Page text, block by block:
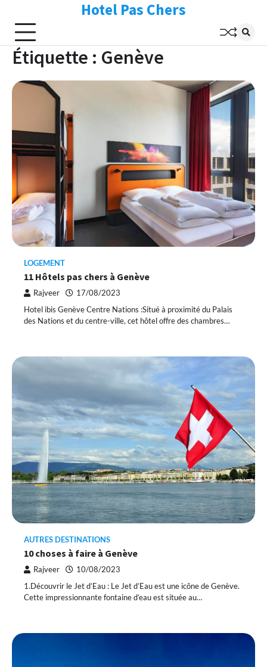
content
Hotel Pas Chers
Étiquette : Genève
LOGEMENT
11 Hôtels pas chers à Genève
Rajveer 17/08/2023
Hotel ibis Genève Centre Nations :Situé à proximité du Palais
des Nations et du centre-ville, cet hôtel offre des chambres…
AUTRES DESTINATIONS
10 choses à faire à Genève
Rajveer 10/08/2023
1.Découvrir le Jet d’Eau : Le Jet d’Eau est une icône de Genève.
Cette impressionnante fontaine d’eau est située au…